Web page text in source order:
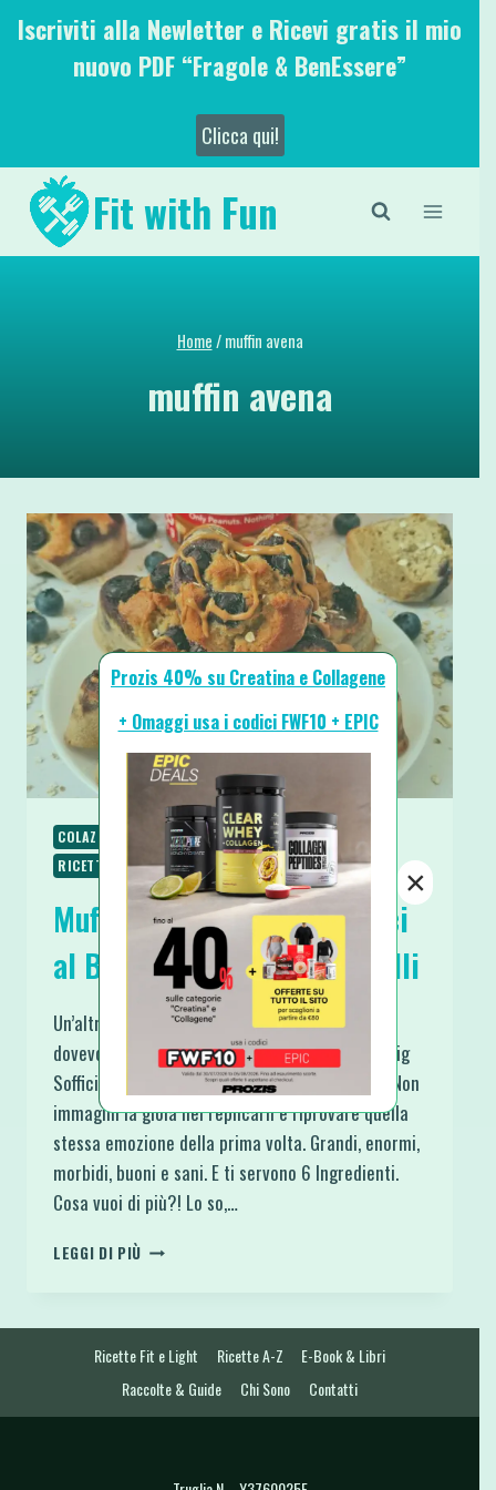
SaltaIscriviti alla Newletter e Ricevi gratis il mio
nuovo PDF “Fragole & BenEssere”
Clicca qui!
Fit with Fun
Home/ muffin avena
muffin avena
COLAZIONE RICETTE
RICETTE DOLCI
RICETTE PROTEICHE
SPUNTINI E SNACKS
Muffins Big Soffici e Proteici
al Burro di Arachidi e Mirtilli
Un’altra vecchia ricetta che avevo nel cuore e
dovevo assolutamente riportare qui, i Muffins Big
Soffici e Proteici al Burro di Arachidi e Mirtilli. Non
immagini la gioia nel replicarli e riprovare quella
stessa emozione della prima volta. Grandi, enormi,
morbidi, buoni e sani. E ti servono 6 Ingredienti.
Cosa vuoi di più?! Lo so,…
LEGGI DI PIÙ MUFFINS
AL
BURRO
MIRTILLI
Ricette Fit e Light Ricette A-Z
E-Book & Libri
Raccolte & Guide
Chi Sono Contatti
Prozis 40% su Creatina e Collagene
+ Omaggi usa i codici FWF10 + EPIC
×